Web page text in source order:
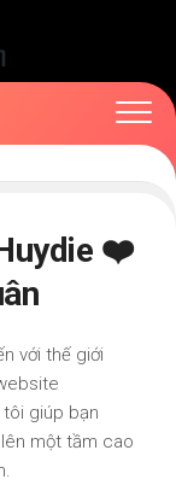
❤️
với thế giới
giúp bạn
một tầm cao